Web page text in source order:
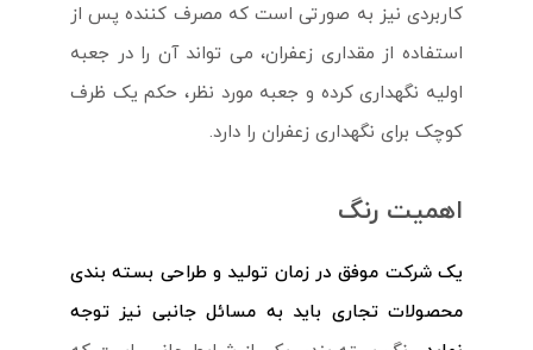
کاربردی نیز به صورتی است که مصرف کننده پس از
استفاده از مقداری زعفران، می تواند آن را در جعبه
اولیه نگهداری کرده و جعبه مورد نظر، حکم یک ظرف
کوچک برای نگهداری زعفران را دارد.
اهمیت رنگ
یک شرکت موفق در زمان تولید و طراحی بسته بندی
محصولات تجاری باید به مسائل جانبی نیز توجه